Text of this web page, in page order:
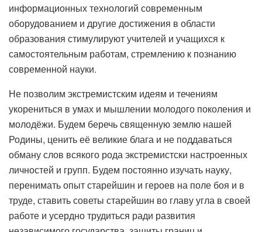
информационных технологий современным
оборудованием и другие достижения в области
образования стимулируют учителей и учащихся к
самостоятельным работам, стремлению к познанию
современной науки.
Не позволим экстремистским идеям и течениям
укорениться в умах и мышлении молодого поколения и
молодёжи. Будем беречь священную землю нашей
Родины, ценить её великие блага и не поддаваться
обману слов всякого рода экстремистски настроенных
личностей и групп. Будем постоянно изучать науку,
перенимать опыт старейшин и героев на поле боя и в
труде, ставить советы старейшин во главу угла в своей
работе и усердно трудиться ради развития